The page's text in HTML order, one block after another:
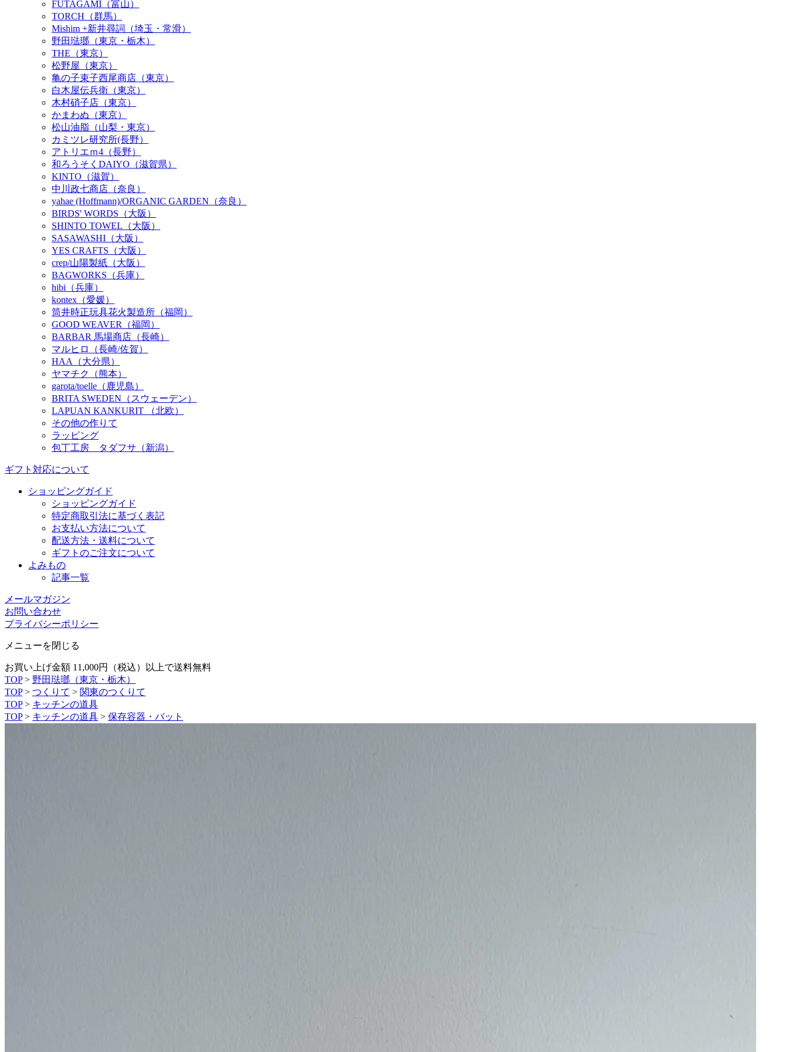
FUTAGAMI（富山）
TORCH（群馬）
Mishim +新井尋詞（埼玉・常滑）
野田琺瑯（東京・栃木）
THE（東京）
松野屋（東京）
亀の子束子西尾商店（東京）
白木屋伝兵衛（東京）
木村硝子店（東京）
かまわぬ（東京）
松山油脂（山梨・東京）
カミツレ研究所(長野）
アトリエｍ4（長野）
和ろうそくDAIYO（滋賀県）
KINTO（滋賀）
中川政七商店（奈良）
yahae (Hoffmann)/ORGANIC GARDEN（奈良）
BIRDS' WORDS（大阪）
SHINTO TOWEL（大阪）
SASAWASHI（大阪）
YES CRAFTS（大阪）
crep/山陽製紙（大阪）
BAGWORKS（兵庫）
hibi（兵庫）
kontex（愛媛）
筒井時正玩具花火製造所（福岡）
GOOD WEAVER（福岡）
BARBAR 馬場商店（長崎）
マルヒロ（長崎/佐賀）
HAA（大分県）
ヤマチク（熊本）
garota/toelle（鹿児島）
BRITA SWEDEN（スウェーデン）
LAPUAN KANKURIT （北欧）
その他の作りて
ラッピング
包丁工房 タダフサ（新潟）
ギフト対応について
ショッピングガイド
ショッピングガイド
特定商取引法に基づく表記
お支払い方法について
配送方法・送料について
ギフトのご注文について
よみもの
記事一覧
メールマガジン
お問い合わせ
プライバシーポリシー
メニューを閉じる
お買い上げ金額 11,000円（税込）以上で送料無料
TOP> 野田琺瑯（東京・栃木）
TOP > つくりて > 関東のつくりて
TOP > キッチンの道具
TOP > キッチンの道具 > 保存容器・バット